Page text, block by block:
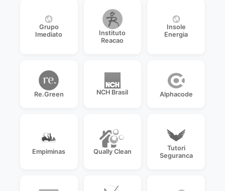
Grupo
Imediato
Instituto
Reacao
Insole
Energia
Re.Green NCH Brasil Alphacode
Empiminas Qually Clean
Tutori
Seguranca